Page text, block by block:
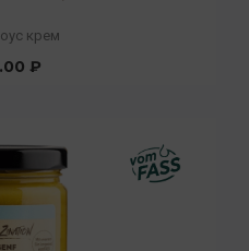
крем
₽